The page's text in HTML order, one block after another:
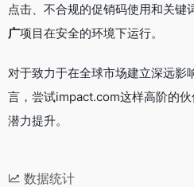
点击、不合规的促销码使用和关键
广项目在安全的环境下运行。
对于致力于在全球市场建立深远影
言，尝试impact.com这样高阶的
潜力提升。
数据统计